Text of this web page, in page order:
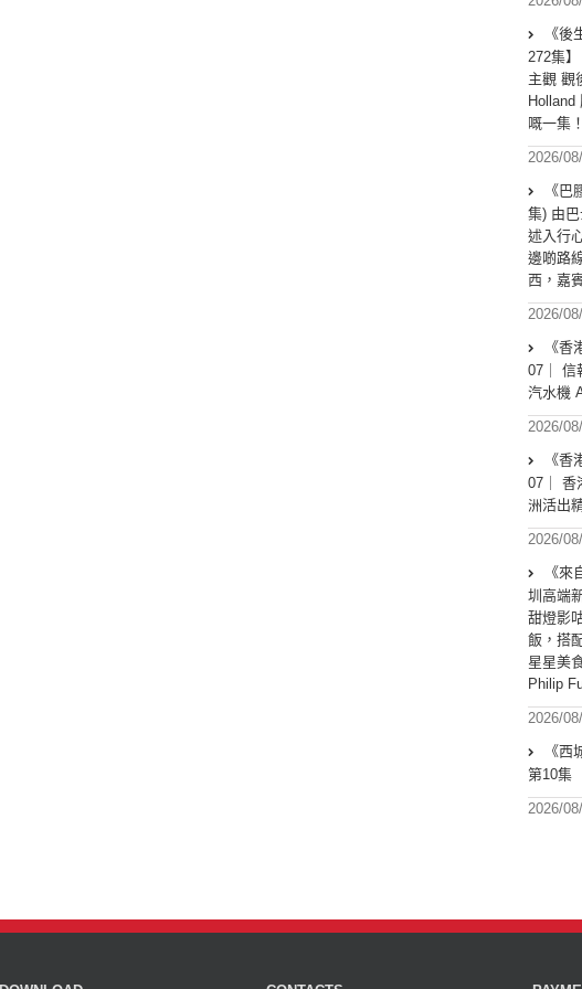
《
272集
主觀 觀
Holland
嘅一集
2026/
《
集) 由
述入行
邊啲路
西，嘉
2026/
《
07｜ 信
汽水機
2026/
《
07｜ 香
洲活出
2026/
《
圳高端
甜燈影
飯，搭
星星美
Philip
2026/
《
第10集
2026/